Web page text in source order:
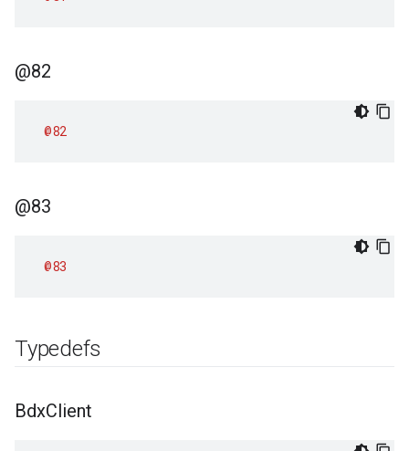
@82
@82
@83
@83
Typedefs
BdxClient